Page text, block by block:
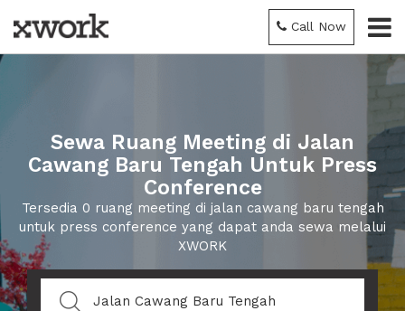
Call Now
Sewa Ruang Meeting di Jalan
Cawang Baru Tengah Untuk Press
Conference
Tersedia 0 ruang meeting di jalan cawang baru tengah
untuk press conference yang dapat anda sewa melalui
XWORK